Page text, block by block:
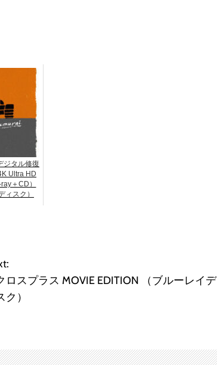
ジタル修復
Ultra HD
＋CD）
ィスク）
ロスプラス MOVIE EDITION （ブルーレイデ
ク）